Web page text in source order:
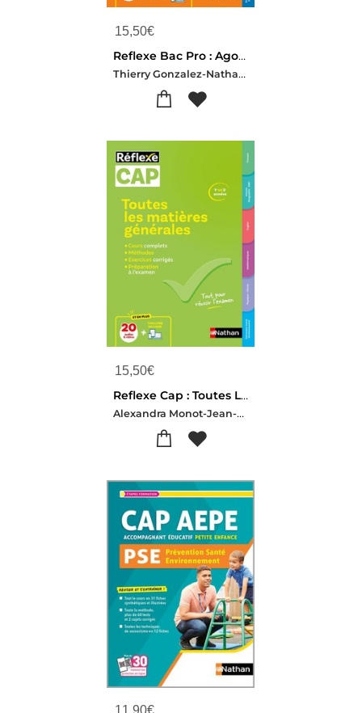
15,50€
Reflexe Bac Pro : Agora ; Toutes Les Matieres ; 2de, 1re, Terminale (edition 2025)
Thierry Gonzalez-Nathalie Sebban
15,50€
Reflexe Cap : Toutes Les Matieres Generales ; 1re Et 2e Annees (edition 2025)
Alexandra Monot-Jean-michel Lagoutte-Stephane Boulet-Herve Collomb-clerc